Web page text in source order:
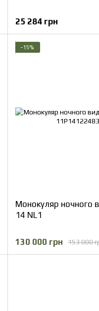
25 284 грн
−15%
Монокуляр ночного
14 NL1
153 000
130 000 грн